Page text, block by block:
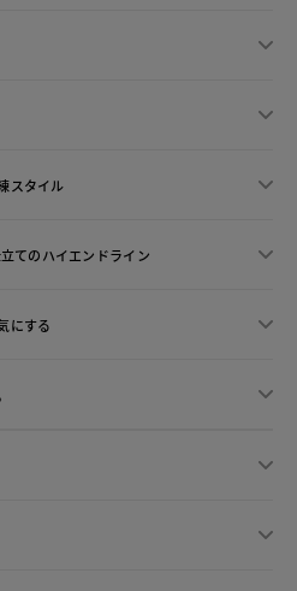
スタイル
てのハイエンドライン
にする